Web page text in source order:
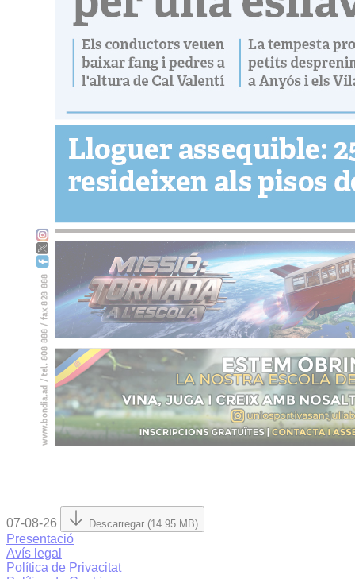
07-08-26 Descarregar (14.95 MB)
Presentació
Avís legal
Política de Privacitat